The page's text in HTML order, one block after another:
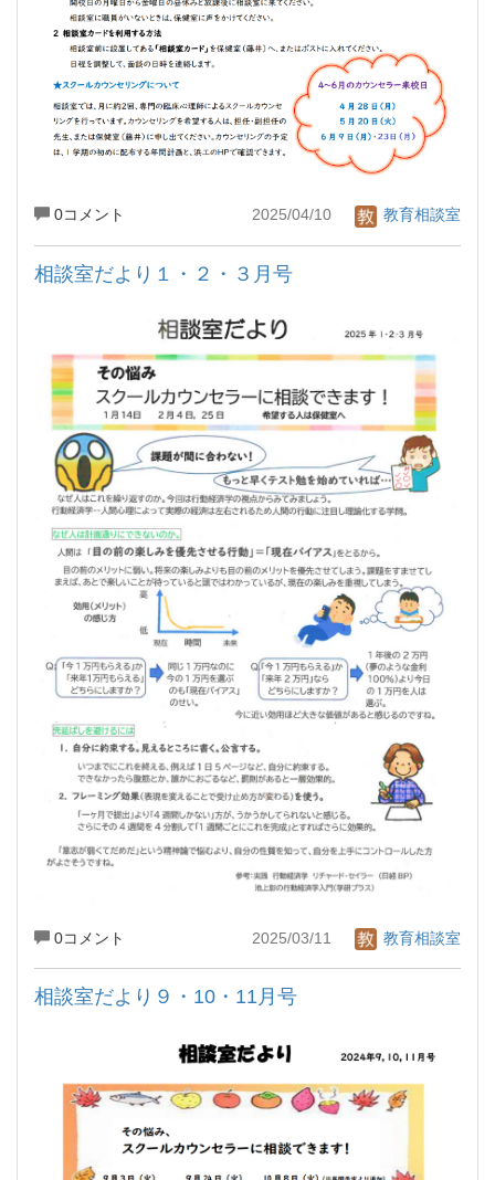
0コメント 2025/04/10 教育相談室
相談室だより１・２・３月号
0コメント 2025/03/11 教育相談室
相談室だより９・10・11月号